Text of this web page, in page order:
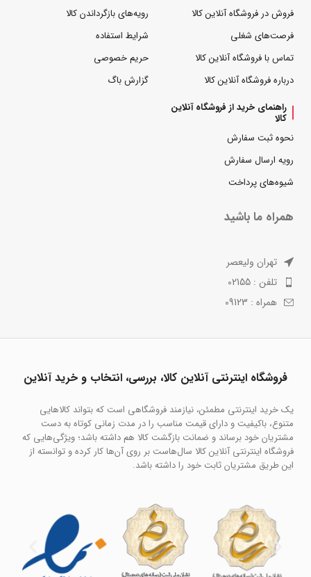
فروش در فروشگاه آنلاین کالا
فرصت‌های شغلی
تماس با فروشگاه آنلاین کالا
درباره فروشگاه آنلاین کالا
رویه‌های بازگرداندن کالا
شرایط استفاده
حریم خصوصی
گزارش باگ
راهنمای خرید از فروشگاه آنلاین
کالا
نحوه ثبت سفارش
رویه ارسال سفارش
شیوه‌های پرداخت
همراه ما باشید
تهران ولیعصر
تلفن : 02155
همراه : 09123
فروشگاه اینترنتی آنلاین کالا، بررسی، انتخاب و خرید آنلاین
یک خرید اینترنتی مطمئن، نیازمند فروشگاهی است که بتواند کالاهایی
متنوع، باکیفیت و دارای قیمت مناسب را در مدت زمانی کوتاه به دست
مشتریان خود برساند و ضمانت بازگشت کالا هم داشته باشد؛ ویژگی‌هایی که
فروشگاه اینترنتی آنلاین کالا سال‌هاست بر روی آن‌ها کار کرده و توانسته از
این طریق مشتریان ثابت خود را داشته باشد.